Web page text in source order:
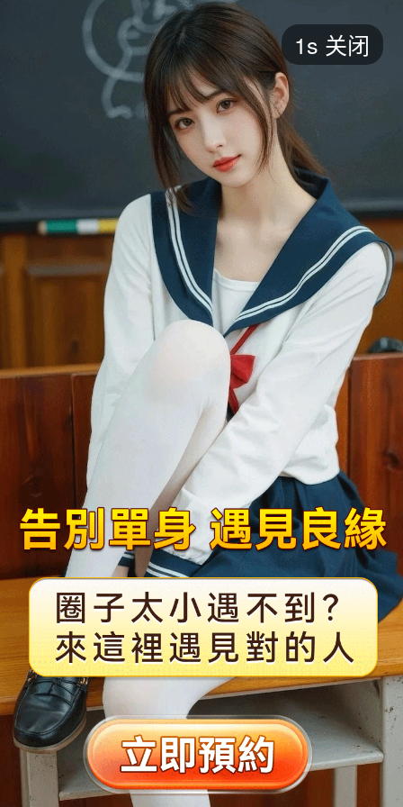
短剧
最热 添加 评分
都市 甜宠 逆袭 玄幻
2025 2024 2023 2022
全部 大陆 香港 台湾 美国 韩国 日本
1s 关闭